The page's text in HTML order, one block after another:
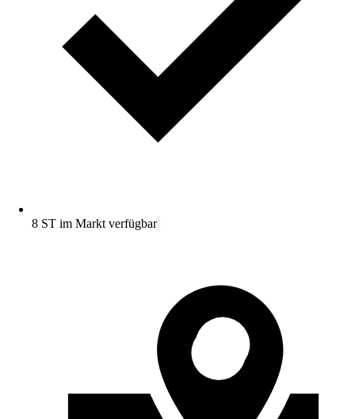
8 ST im Markt verfügbar